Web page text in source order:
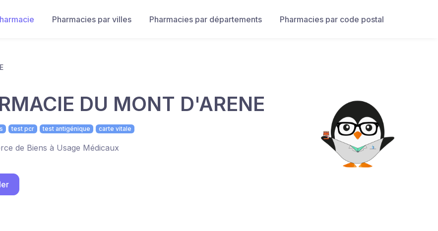
Pharmacies par villes Pharmacies par départements Pharmacies par code postal
DU MONT D'ARENE
test pcr test antigénique carte vitale
de Biens à Usage Médicaux